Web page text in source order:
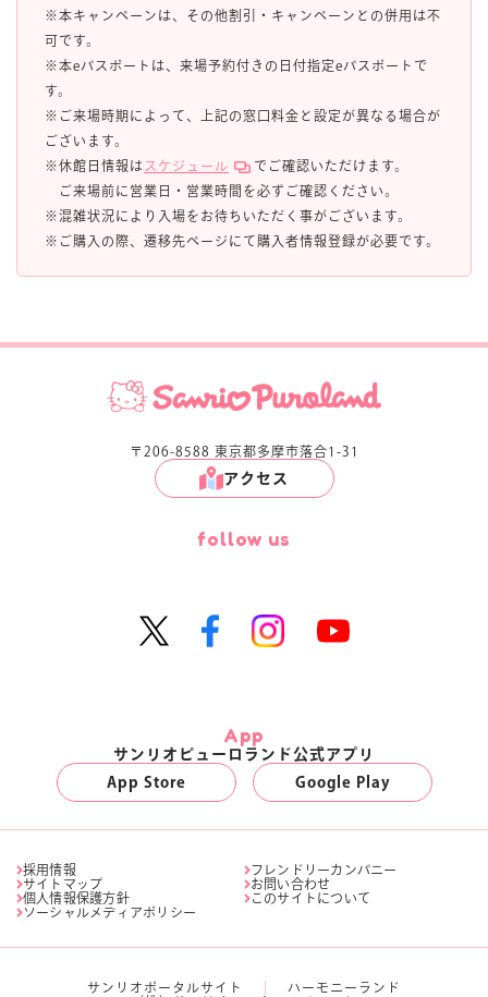
※本キャンペーンは、その他割引・キャンペーンとの併用は不
可です。
※本eパスポートは、来場予約付きの日付指定eパスポートで
す。
※ご来場時期によって、上記の窓口料金と設定が異なる場合が
ございます。
※休館日情報は スケジュール
でご確認いただけます。
ご来場前に営業日・営業時間を必ずご確認ください。
※混雑状況により入場をお待ちいただく事がございます。
※ご購入の際、遷移先ページにて購入者情報登録が必要です。
〒206-8588 東京都多摩市落合1-31
アクセス
follow us
App
サンリオピューロランド公式アプリ
App Store
Google Play
採用情報
フレンドリーカンパニー
サイトマップ
お問い合わせ
個人情報保護方針
このサイトについて
ソーシャルメディアポリシー
サンリオポータルサイト
ハーモニーランド